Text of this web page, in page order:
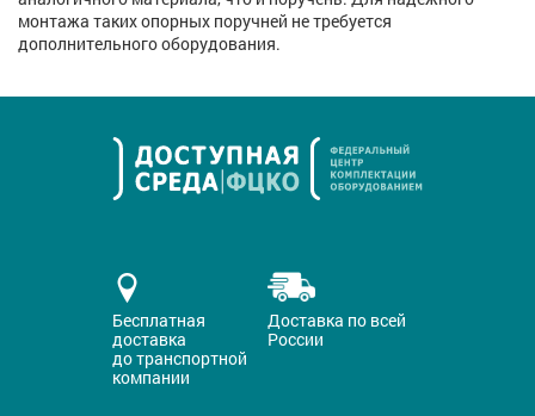
монтажа таких опорных поручней не требуется
дополнительного оборудования.
Бесплатная
доставка
до транспортной
компании
Доставка по всей
России